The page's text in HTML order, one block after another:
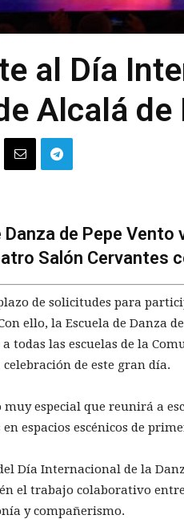
al Día
Alcalá
Danza de Pepe
Salón Cervantes
de solicitudes para
ello, la Escuela de Danza
todas las escuelas de la
de este gran día.
especial que reunirá a
espacios escénicos de
Día Internacional de la
el trabajo colaborativo
y compañerismo.